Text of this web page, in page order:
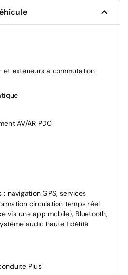
et extérieurs à commutation
AV/AR PDC
commutation jour/nuit
augmentée
: navigation GPS, services
circulation temps réel,
via une app mobile), Bluetooth,
audio haute fidélité
Plus